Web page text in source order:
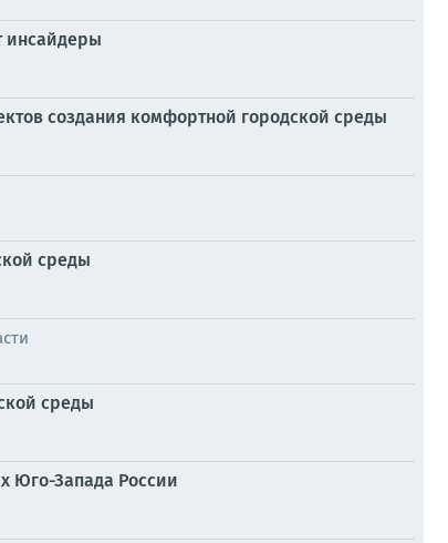
инсайдеры
создания комфортной городской среды
среды
среды
Юго-Запада России